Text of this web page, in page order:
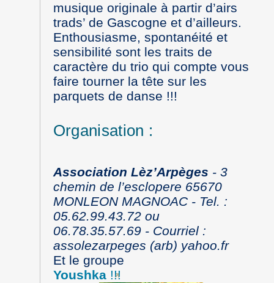
musique originale à partir d’airs
trads’ de Gascogne et d’ailleurs.
Enthousiasme, spontanéité et
sensibilité sont les traits de
caractère du trio qui compte vous
faire tourner la tête sur les
parquets de danse !!!
Organisation :
Association Lèz’Arpèges - 3
chemin de l’esclopere 65670
MONLEON MAGNOAC - Tel. :
05.62.99.43.72 ou
06.78.35.57.69 - Courriel :
assolezarpeges (arb) yahoo.fr
Et le groupe
Youshka!!!